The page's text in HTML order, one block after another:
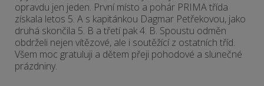
opravdu jen jeden. První místo a pohár PRIMA třída
získala letos 5. A s kapitánkou Dagmar Petřekovou, jako
druhá skončila 5. B a třetí pak 4. B. Spoustu odměn
obdrželi nejen vítězové, ale i soutěžící z ostatních tříd.
Všem moc gratuluji a dětem přeji pohodové a slunečné
prázdniny.